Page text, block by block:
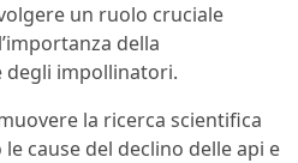
un ruolo cruciale
della
degli impollinatori.
la ricerca scientifica
cause del declino delle api e